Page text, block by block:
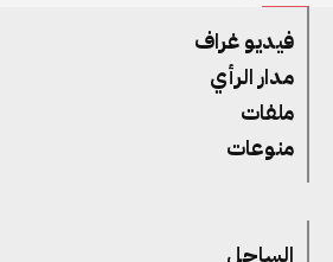
فيديو غراف
مدار الرأي
ملفات
منوعات
الساحل